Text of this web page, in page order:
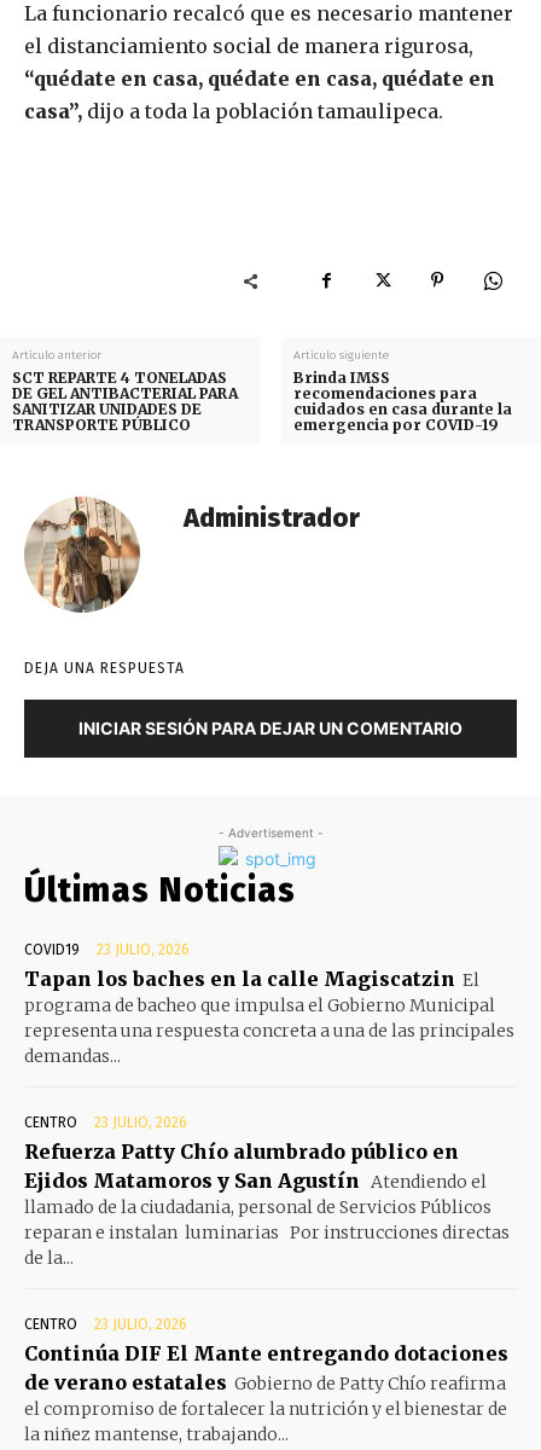
La funcionario recalcó que es necesario mantener
el distanciamiento social de manera rigurosa,
“quédate en casa, quédate en casa, quédate en
casa”, dijo a toda la población tamaulipeca.
Artículo anterior
SCT REPARTE 4 TONELADAS
DE GEL ANTIBACTERIAL PARA
SANITIZAR UNIDADES DE
TRANSPORTE PÚBLICO
Artículo siguiente
Brinda IMSS
recomendaciones para
cuidados en casa durante la
emergencia por COVID-19
Administrador
DEJA UNA RESPUESTA
INICIAR SESIÓN PARA DEJAR UN COMENTARIO
- Advertisement -
Últimas Noticias
COVID19 23 JULIO, 2026
Tapan los baches en la calle Magiscatzin El
programa de bacheo que impulsa el Gobierno Municipal
representa una respuesta concreta a una de las principales
demandas...
CENTRO 23 JULIO, 2026
Refuerza Patty Chío alumbrado público en
Ejidos Matamoros y San Agustín Atendiendo el
llamado de la ciudadania, personal de Servicios Públicos
reparan e instalan luminarias Por instrucciones directas
de la...
CENTRO 23 JULIO, 2026
Continúa DIF El Mante entregando dotaciones
de verano estatales Gobierno de Patty Chío reafirma
el compromiso de fortalecer la nutrición y el bienestar de
la niñez mantense, trabajando...